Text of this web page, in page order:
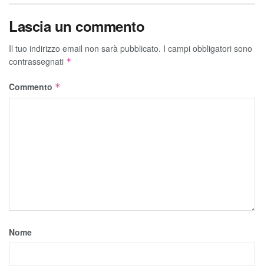
Lascia un commento
Il tuo indirizzo email non sarà pubblicato. I campi obbligatori sono
contrassegnati *
Commento *
Nome